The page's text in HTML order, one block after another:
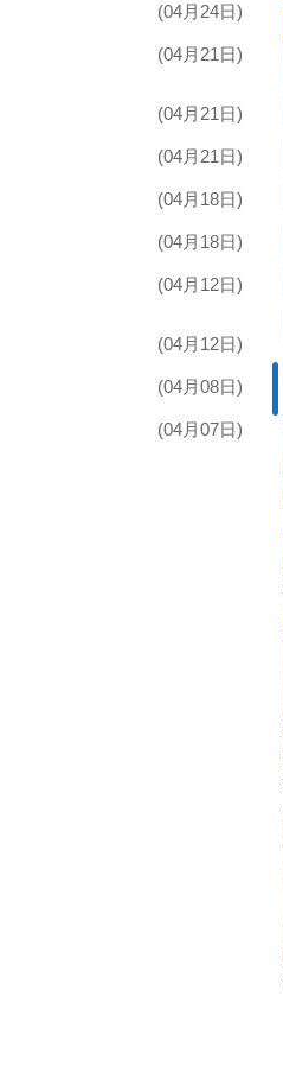
(04月24日)
(04月21日)
(04月21日)
(04月21日)
(04月18日)
(04月18日)
(04月12日)
(04月12日)
(04月08日)
(04月07日)